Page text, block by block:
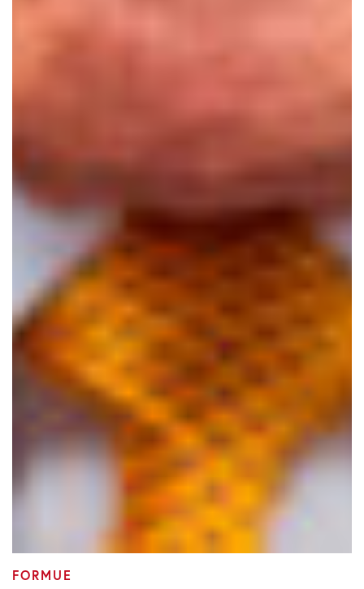
FORMUE